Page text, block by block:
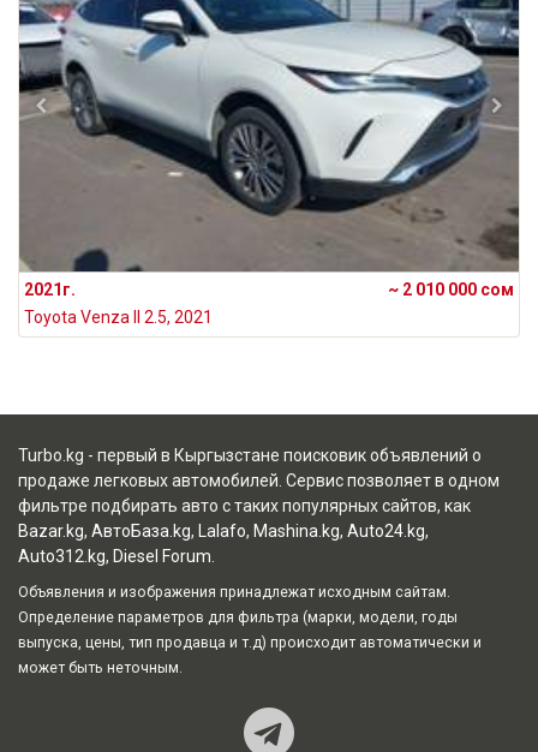
2021г.
~ 2 010 000 сом
Toyota Venza II 2.5, 2021
Turbo.kg - первый в Кыргызстане поисковик объявлений о
продаже легковых автомобилей. Сервис позволяет в одном
фильтре подбирать авто с таких популярных сайтов, как
Bazar.kg, АвтоБаза.kg, Lalafo, Mashina.kg, Auto24.kg,
Auto312.kg, Diesel Forum
Объявления и изображения принадлежат исходным сайтам.
Определение параметров для фильтра (марки, модели, годы
выпуска, цены, тип продавца и т.д) происходит автоматически и
может быть неточным.
Наш